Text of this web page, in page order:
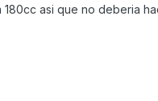
asi que no deberia